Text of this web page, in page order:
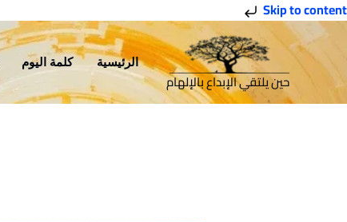
Skip to content
تخطي
إلى
المحتوى
حين يلتقي الإبداع بالإلهام
الرئيسية كلمة اليوم